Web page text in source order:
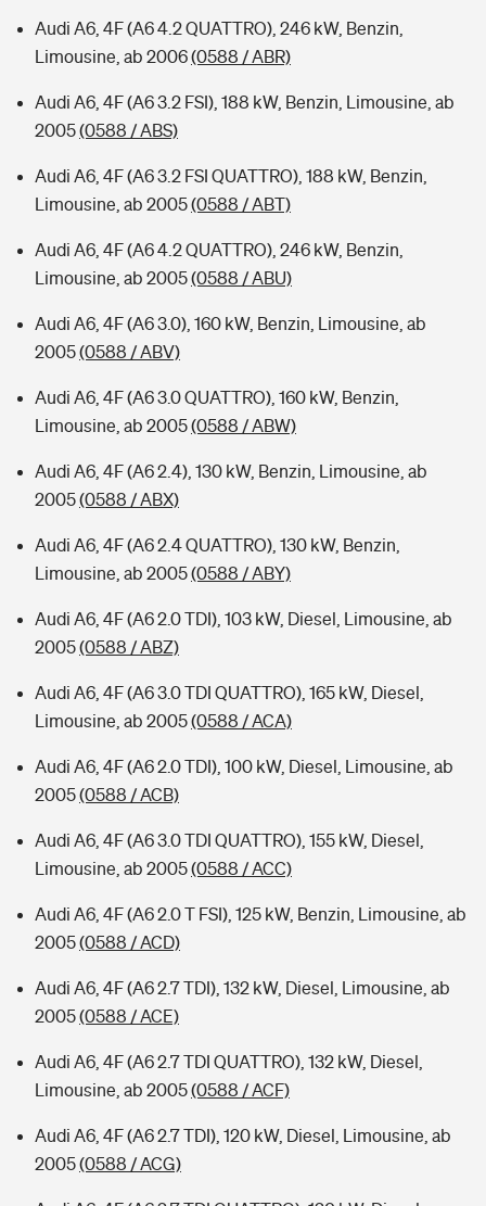
Audi A6, 4F (A6 4.2 QUATTRO), 246 kW, Benzin,
Limousine, ab 2006(0588 / ABR)
Audi A6, 4F (A6 3.2 FSI), 188 kW, Benzin, Limousine, ab
2005(0588 / ABS)
Audi A6, 4F (A6 3.2 FSI QUATTRO), 188 kW, Benzin,
Limousine, ab 2005(0588 / ABT)
Audi A6, 4F (A6 4.2 QUATTRO), 246 kW, Benzin,
Limousine, ab 2005(0588 / ABU)
Audi A6, 4F (A6 3.0), 160 kW, Benzin, Limousine, ab
2005(0588 / ABV)
Audi A6, 4F (A6 3.0 QUATTRO), 160 kW, Benzin,
Limousine, ab 2005(0588 / ABW)
Audi A6, 4F (A6 2.4), 130 kW, Benzin, Limousine, ab
2005(0588 / ABX)
Audi A6, 4F (A6 2.4 QUATTRO), 130 kW, Benzin,
Limousine, ab 2005(0588 / ABY)
Audi A6, 4F (A6 2.0 TDI), 103 kW, Diesel, Limousine, ab
2005(0588 / ABZ)
Audi A6, 4F (A6 3.0 TDI QUATTRO), 165 kW, Diesel,
Limousine, ab 2005(0588 / ACA)
Audi A6, 4F (A6 2.0 TDI), 100 kW, Diesel, Limousine, ab
2005(0588 / ACB)
Audi A6, 4F (A6 3.0 TDI QUATTRO), 155 kW, Diesel,
Limousine, ab 2005(0588 / ACC)
Audi A6, 4F (A6 2.0 T FSI), 125 kW, Benzin, Limousine, ab
2005(0588 / ACD)
Audi A6, 4F (A6 2.7 TDI), 132 kW, Diesel, Limousine, ab
2005(0588 / ACE)
Audi A6, 4F (A6 2.7 TDI QUATTRO), 132 kW, Diesel,
Limousine, ab 2005(0588 / ACF)
Audi A6, 4F (A6 2.7 TDI), 120 kW, Diesel, Limousine, ab
2005(0588 / ACG)